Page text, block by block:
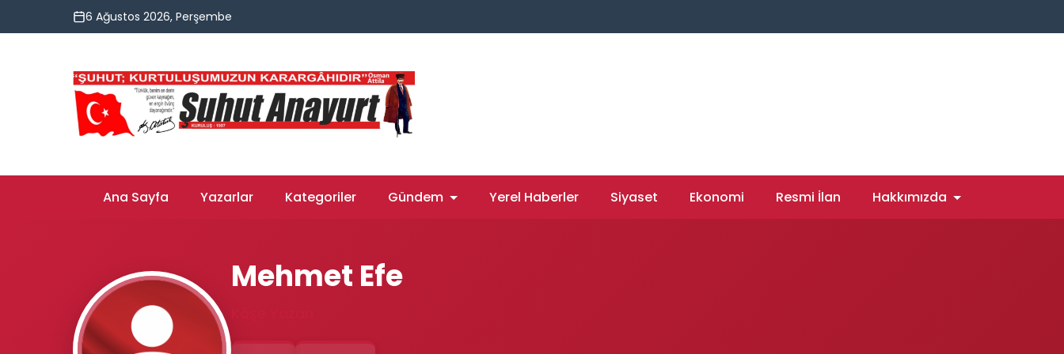
6 Ağustos 2026, Perşembe
Ana Sayfa Yazarlar Kategoriler Gündem Yerel Haberler Siyaset Ekonomi Resmi İlan Hakkımızda
Mehmet Efe